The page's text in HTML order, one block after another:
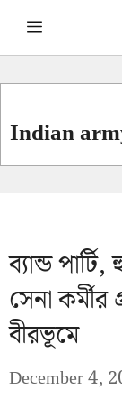
Skip Menu
Indian
ব্যান্ড
সেনা
বীরভূমে
December 4,